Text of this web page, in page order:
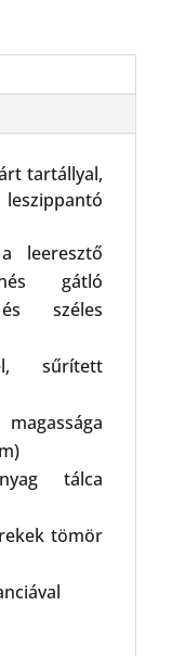
tartállyal,
leeresztő
gátló
széles
sűrített
tálca
tömör